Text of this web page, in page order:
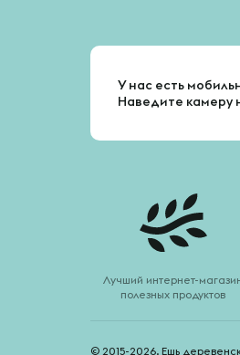
У нас есть
Наведите камеру
Лучший интернет-
полезных продуктов
© 2015-2026. Ешь